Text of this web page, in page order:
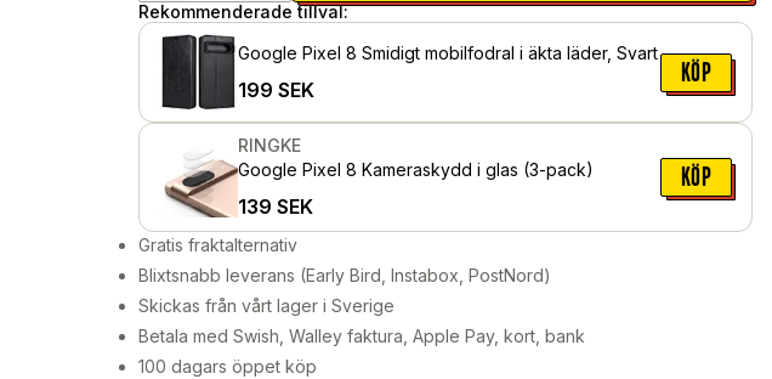
Rekommenderade tillval:
Google Pixel 8 Smidigt mobilfodral i äkta läder, Svart
199 SEK
KÖP
RINGKE
Google Pixel 8 Kameraskydd i glas (3-pack)
139 SEK
KÖP
Gratis fraktalternativ
Blixtsnabb leverans (Early Bird, Instabox, PostNord)
Skickas från vårt lager i Sverige
Betala med Swish, Walley faktura, Apple Pay, kort, bank
100 dagars öppet köp